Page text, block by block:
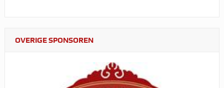
OVERIGE SPONSOREN